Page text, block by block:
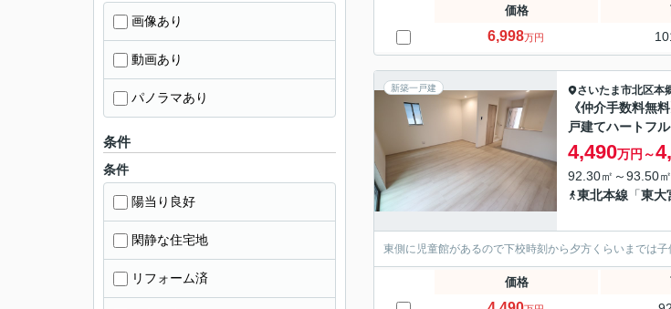
価格
6,998万円
新築一戸建 さいたま市北区本
《仲介手数料無
戸建てハートフ
4,490万円～
92.30㎡～93.50
東北本線 「東大
東側に児童館があるので下校時刻から夕方くらいまでは子
価格
画像あり
動画あり
パノラマあり
条件
条件
陽当り良好
閑静な住宅地
リフォーム済